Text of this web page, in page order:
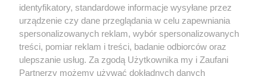
Kultura
X Facebook Instagram Youtube
identyfikatory, standardowe informacje wysyłane przez
urządzenie czy dane przeglądania w celu zapewniania
spersonalizowanych reklam, wybór spersonalizowanych
treści, pomiar reklam i treści, badanie odbiorców oraz
ulepszanie usług. Za zgodą Użytkownika my i Zaufani
Partnerzy możemy używać dokładnych danych